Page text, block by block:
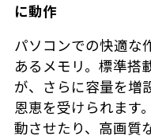
に動作
パソコンでの快適な
あるメモリ。標準搭
が、さらに容量を増
恩恵を受けられます
動させたり、高画質